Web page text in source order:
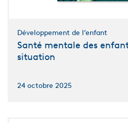
Développement de l’enfant
Santé mentale des
situation
24 octobre 2025